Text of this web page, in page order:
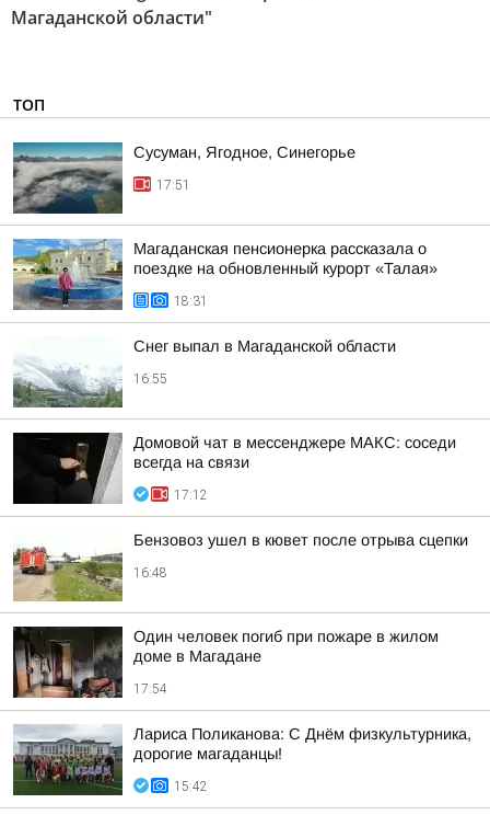
Магаданской области"
ТОП
Сусуман, Ягодное, Синегорье
17:51
Магаданская пенсионерка рассказала о
поездке на обновленный курорт «Талая»
18:31
Снег выпал в Магаданской области
16:55
Домовой чат в мессенджере MAКС: соседи
всегда на связи
17:12
Бензовоз ушел в кювет после отрыва сцепки
16:48
Один человек погиб при пожаре в жилом
доме в Магадане
17:54
Лариса Поликанова: С Днём физкультурника,
дорогие магаданцы!
15:42